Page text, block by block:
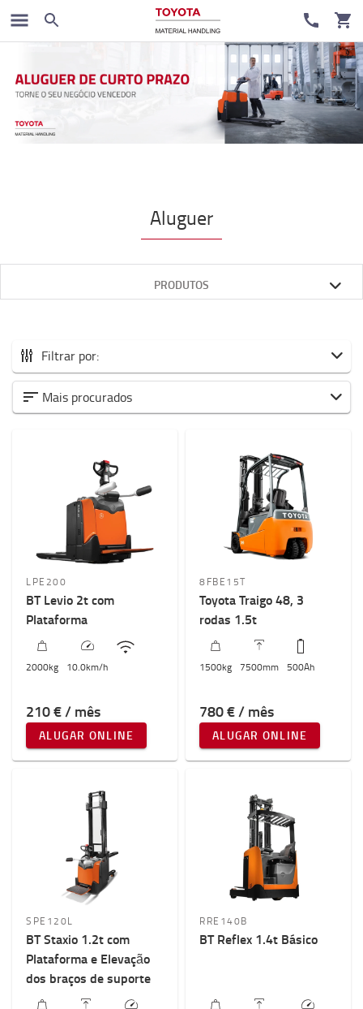
Aluguer
PRODUTOS
Filtrar por:
Tipo
Preparadores de encomendas
Empilhadores retráteis
Empilhadores elétricos
Empilhadores diesel/gás
Capacidade de carga
5000kg
Elevação
13000mm
Altura máxima da máquina
1200mm 2500mm
Mais procurados
LPE200
BT Levio 2t com
Plataforma
2000kg 10.0km/h
210 € / mês
ALUGAR ONLINE
8FBE15T
Toyota Traigo 48, 3
rodas 1.5t
1500kg 7500mm 500Ah
780 € / mês
ALUGAR ONLINE
SPE120L
BT Staxio 1.2t com
Plataforma e Elevação
dos braços de suporte
RRE140B
BT Reflex 1.4t Básico